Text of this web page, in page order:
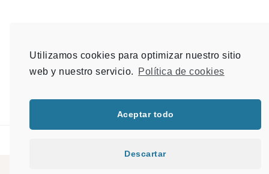
Utilizamos cookies para optimizar nuestro sitio
web y nuestro servicio.
Política de cookies
Aceptar todo
Descartar
photovalls@gmail.com
977 600 904 Whatsapp 648 907 489